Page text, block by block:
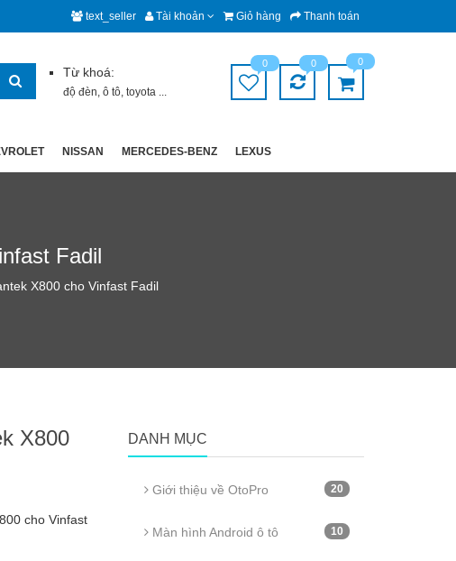
text_seller Tài khoản Giỏ hàng Thanh toán
Từ khoá:
độ đèn,ô tô,toyota ...
0 0 0
NISSAN MERCEDES-BENZ LEXUS
Fadil
X800 cho Vinfast Fadil
X800
cho Vinfast
DANH MỤC
Giới thiệu về OtoPro 20
Màn hình Android ô tô 10